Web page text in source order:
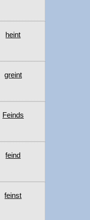
heint
greint
Feinds
feind
feinst